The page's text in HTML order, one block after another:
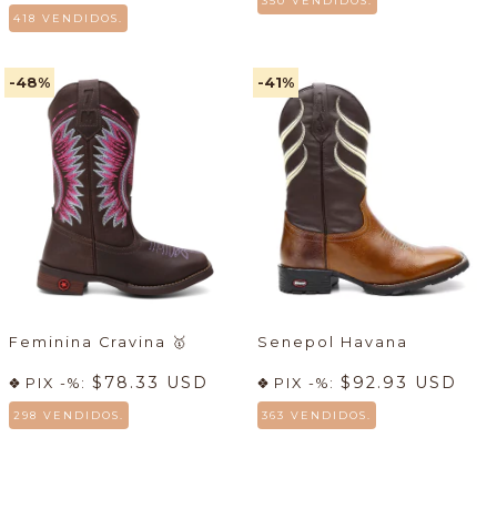
418 VENDIDOS.
-48%
Feminina Cravina 🥇
PIX -%: $78.33 USD
298 VENDIDOS.
-41%
Senepol Havana
PIX -%: $92.93 USD
363 VENDIDOS.